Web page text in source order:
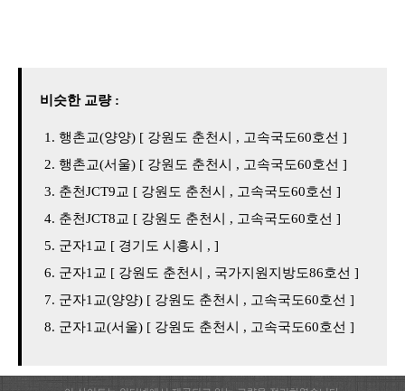
비슷한 교량 :
행촌교(양양) [ 강원도 춘천시 , 고속국도60호선 ]
행촌교(서울) [ 강원도 춘천시 , 고속국도60호선 ]
춘천JCT9교 [ 강원도 춘천시 , 고속국도60호선 ]
춘천JCT8교 [ 강원도 춘천시 , 고속국도60호선 ]
군자1교 [ 경기도 시흥시 , ]
군자1교 [ 강원도 춘천시 , 국가지원지방도86호선 ]
군자1교(양양) [ 강원도 춘천시 , 고속국도60호선 ]
군자1교(서울) [ 강원도 춘천시 , 고속국도60호선 ]